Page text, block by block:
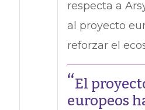
respecta a
al proyecto
reforzar el
El
europeos